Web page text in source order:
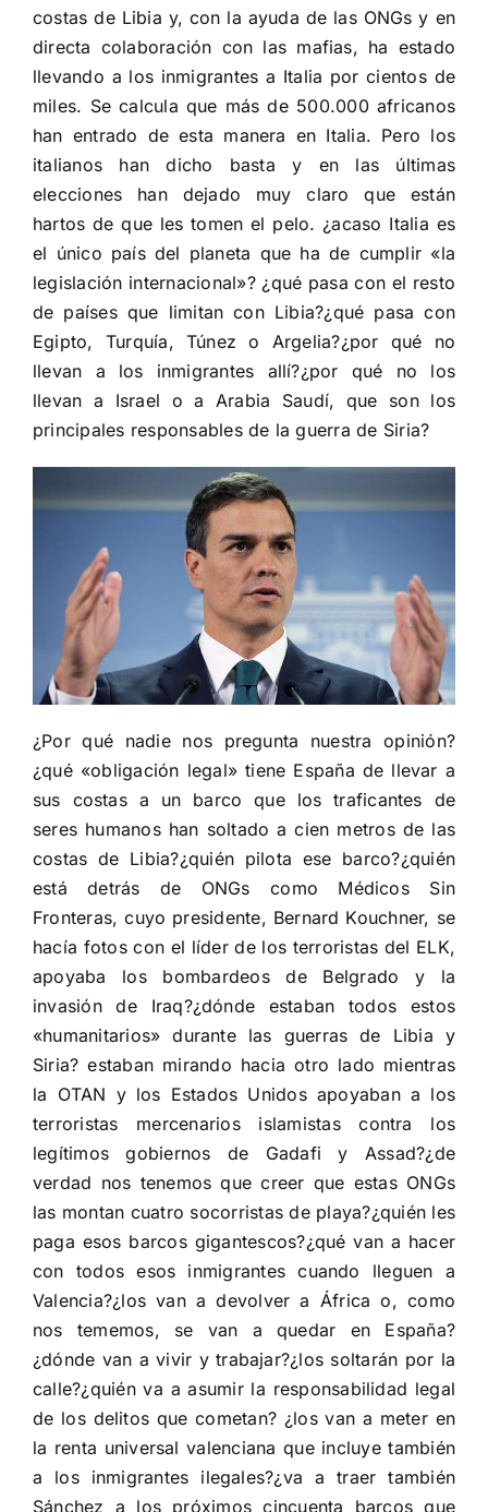
costas de Libia y, con la ayuda de las ONGs y en
directa colaboración con las mafias, ha estado
llevando a los inmigrantes a Italia por cientos de
miles. Se calcula que más de 500.000 africanos
han entrado de esta manera en Italia. Pero los
italianos han dicho basta y en las últimas
elecciones han dejado muy claro que están
hartos de que les tomen el pelo. ¿acaso Italia es
el único país del planeta que ha de cumplir «la
legislación internacional»? ¿qué pasa con el resto
de países que limitan con Libia?¿qué pasa con
Egipto, Turquía, Túnez o Argelia?¿por qué no
llevan a los inmigrantes allí?¿por qué no los
llevan a Israel o a Arabia Saudí, que son los
principales responsables de la guerra de Siria?
¿Por qué nadie nos pregunta nuestra opinión?
¿qué «obligación legal» tiene España de llevar a
sus costas a un barco que los traficantes de
seres humanos han soltado a cien metros de las
costas de Libia?¿quién pilota ese barco?¿quién
está detrás de ONGs como Médicos Sin
Fronteras, cuyo presidente, Bernard Kouchner, se
hacía fotos con el líder de los terroristas del ELK,
apoyaba los bombardeos de Belgrado y la
invasión de Iraq?¿dónde estaban todos estos
«humanitarios» durante las guerras de Libia y
Siria? estaban mirando hacia otro lado mientras
la OTAN y los Estados Unidos apoyaban a los
terroristas mercenarios islamistas contra los
legítimos gobiernos de Gadafi y Assad?¿de
verdad nos tenemos que creer que estas ONGs
las montan cuatro socorristas de playa?¿quién les
paga esos barcos gigantescos?¿qué van a hacer
con todos esos inmigrantes cuando lleguen a
Valencia?¿los van a devolver a África o, como
nos tememos, se van a quedar en España?
¿dónde van a vivir y trabajar?¿los soltarán por la
calle?¿quién va a asumir la responsabilidad legal
de los delitos que cometan? ¿los van a meter en
la renta universal valenciana que incluye también
a los inmigrantes ilegales?¿va a traer también
Sánchez a los próximos cincuenta barcos que